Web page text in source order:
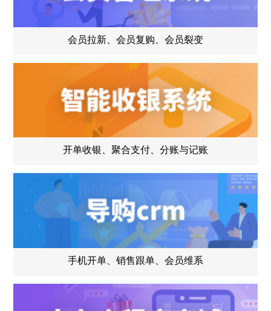
会员拉新、会员复购、会员裂变
开单收银、聚合支付、分账与记账
手机开单、销售跟单、会员维系